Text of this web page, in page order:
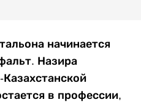
начинается
Назира
в профессии,